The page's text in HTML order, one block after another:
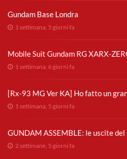
Gundam Base Londra
1 settimana, 5 giorni fa
Mobile Suit Gundam RG XARX-
1 settimana, 6 giorni fa
[Rx-93 MG Ver KA] Ho fatto un
1 settimana, 5 giorni fa
GUNDAM ASSEMBLE: le uscite
2 settimane, 5 giorni fa